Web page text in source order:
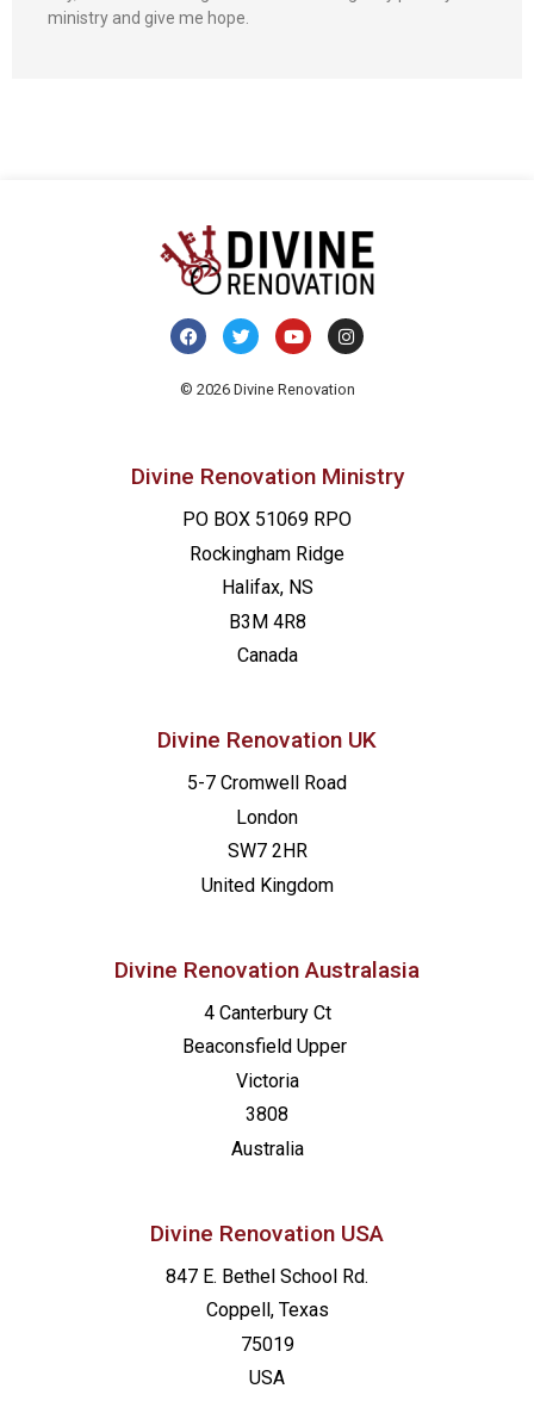
ministry and give me hope.
© 2026 Divine Renovation
Divine Renovation Ministry
PO BOX 51069 RPO
Rockingham Ridge
Halifax, NS
B3M 4R8
Canada
Divine Renovation UK
5-7 Cromwell Road
London
SW7 2HR
United Kingdom
Divine Renovation Australasia
4 Canterbury Ct
Beaconsfield Upper
Victoria
3808
Australia
Divine Renovation USA
847 E. Bethel School Rd.
Coppell, Texas
75019
USA